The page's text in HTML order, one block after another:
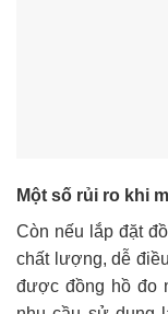
Một số rủi ro khi
Còn nếu lắp đặt
chất lượng, dễ
được đồng hồ đo